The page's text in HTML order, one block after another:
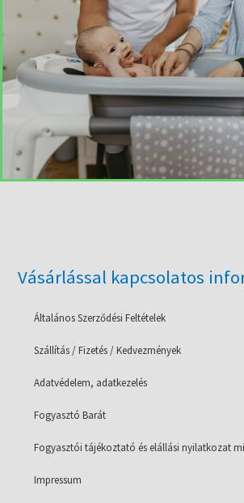
Vásárlással kapcsolatos
Általános Szerződési Feltételek
Szállítás / Fizetés / Kedvezmények
Adatvédelem, adatkezelés
Fogyasztó Barát
Fogyasztói tájékoztató és elállási nyilatkozat
Impressum